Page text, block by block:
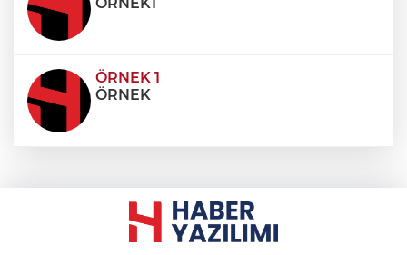
ÖRNEK1
ÖRNEK 1
ÖRNEK